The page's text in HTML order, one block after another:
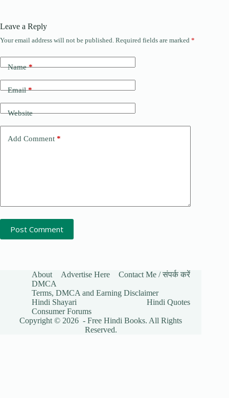
Leave a Reply
Your email address will not be published. Required fields are marked *
Name*
Email*
Website
Add Comment *
Post Comment
About Advertise Here
Contact Me / संपर्क करें
DMCA
Terms, DMCA and Earning Disclaimer
Hindi Shayari
Hindi Quotes
Consumer Forums
Copyright © 2026 - Free Hindi Books. All Rights
Reserved.